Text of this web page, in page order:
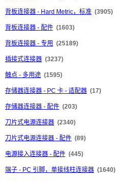
背板连接器 - Hard Metric，标准 (3905)
背板连接器 - 配件 (1603)
背板连接器 - 专用 (25189)
插接式连接器 (3237)
触点 - 多用途 (1595)
存储器连接器 - PC 卡 - 适配器 (17)
存储器连接器 - 配件 (203)
刀片式电源连接器 (2340)
刀片式电源连接器 - 配件 (89)
电源接入连接器 - 配件 (445)
端子 - PC 引脚，单接线柱连接器 (1640)